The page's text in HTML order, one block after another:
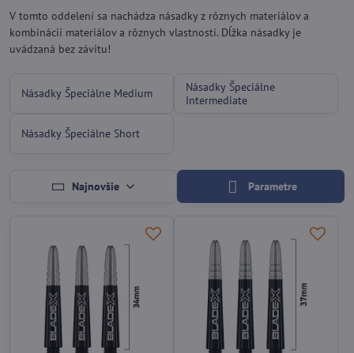
V tomto oddelení sa nachádza násadky z rôznych materiálov a
kombinácií materiálov a rôznych vlastností. Dĺžka násadky je
uvádzaná bez závitu!
Násadky Špeciálne Medium
Násadky Špeciálne
Intermediate
Násadky Špeciálne Short
Najnovšie Parametre